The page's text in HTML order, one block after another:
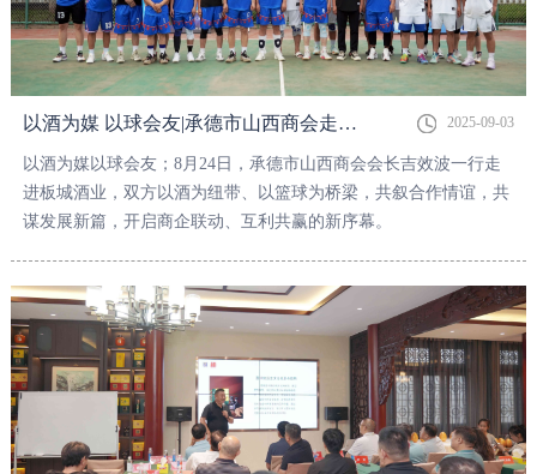
以酒为媒 以球会友|承德市山西商会走进板城酒业参观交流、共话未来！ 2025-09-03
以酒为媒以球会友；8月24日，承德市山西商会会长吉效波一行走
进板城酒业，双方以酒为纽带、以篮球为桥梁，共叙合作情谊，共
谋发展新篇，开启商企联动、互利共赢的新序幕。